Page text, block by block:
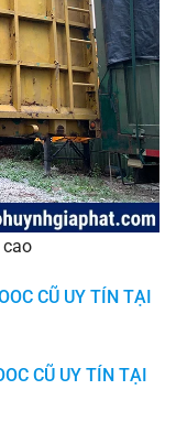
CŨ UY TÍN TẠI
CŨ UY TÍN TẠI